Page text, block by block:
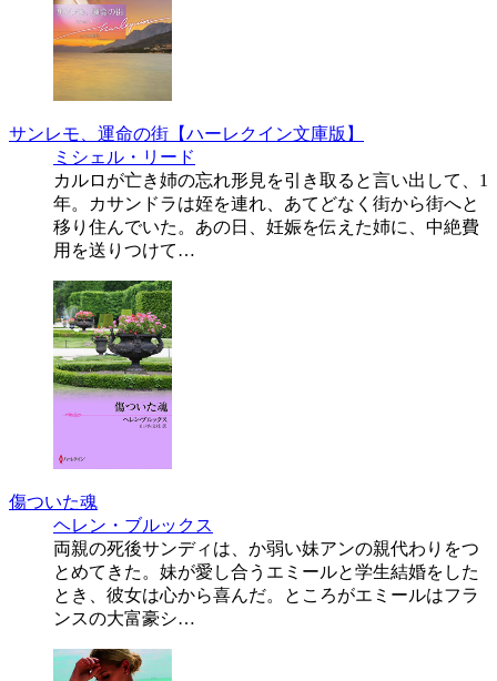
サンレモ、運命の街【ハーレクイン文庫版】
ミシェル・リード
カルロが亡き姉の忘れ形見を引き取ると言い出して、1
年。カサンドラは姪を連れ、あてどなく街から街へと
移り住んでいた。あの日、妊娠を伝えた姉に、中絶費
用を送りつけて…
傷ついた魂
ヘレン・ブルックス
両親の死後サンディは、か弱い妹アンの親代わりをつ
とめてきた。妹が愛し合うエミールと学生結婚をした
とき、彼女は心から喜んだ。ところがエミールはフラ
ンスの大富豪シ…